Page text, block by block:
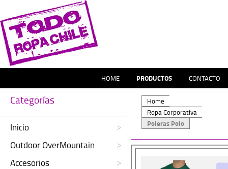
HOME PRODUCTOS CONTACTO
Categorías
Inicio
Outdoor OverMountain
Accesorios
Home
Ropa Corporativa
Poleras Polo